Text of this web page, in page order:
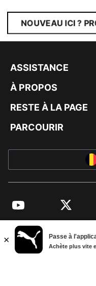
NOUVEAU ICI ?
ASSISTANCE
À PROPOS
RESTE À LA PAGE
PARCOURIR
YouTube Twitter
© PUMA